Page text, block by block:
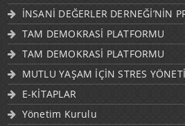
İNSANİ DEĞERLER DERNEĞİ’NİN
TAM DEMOKRASİ PLATFORMU
TAM DEMOKRASİ PLATFORMU
MUTLU YAŞAM İÇİN STRES
E-KİTAPLAR
Yönetim Kurulu